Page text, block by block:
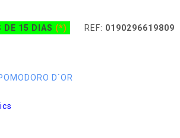
DE 15 DIAS (*) REF: 0190296619809
D`OR